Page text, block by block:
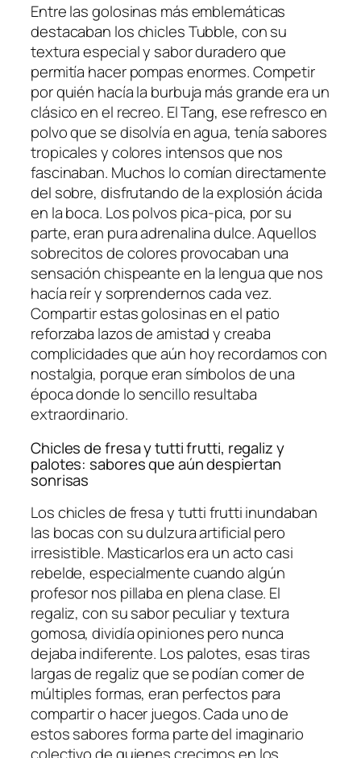
Entre las golosinas más emblemáticas
destacaban los chicles Tubble, con su
textura especial y sabor duradero que
permitía hacer pompas enormes. Competir
por quién hacía la burbuja más grande era un
clásico en el recreo. El Tang, ese refresco en
polvo que se disolvía en agua, tenía sabores
tropicales y colores intensos que nos
fascinaban. Muchos lo comían directamente
del sobre, disfrutando de la explosión ácida
en la boca. Los polvos pica-pica, por su
parte, eran pura adrenalina dulce. Aquellos
sobrecitos de colores provocaban una
sensación chispeante en la lengua que nos
hacía reír y sorprendernos cada vez.
Compartir estas golosinas en el patio
reforzaba lazos de amistad y creaba
complicidades que aún hoy recordamos con
nostalgia, porque eran símbolos de una
época donde lo sencillo resultaba
extraordinario.
Chicles de fresa y tutti frutti, regaliz y
palotes: sabores que aún despiertan
sonrisas
Los chicles de fresa y tutti frutti inundaban
las bocas con su dulzura artificial pero
irresistible. Masticarlos era un acto casi
rebelde, especialmente cuando algún
profesor nos pillaba en plena clase. El
regaliz, con su sabor peculiar y textura
gomosa, dividía opiniones pero nunca
dejaba indiferente. Los palotes, esas tiras
largas de regaliz que se podían comer de
múltiples formas, eran perfectos para
compartir o hacer juegos. Cada uno de
estos sabores forma parte del imaginario